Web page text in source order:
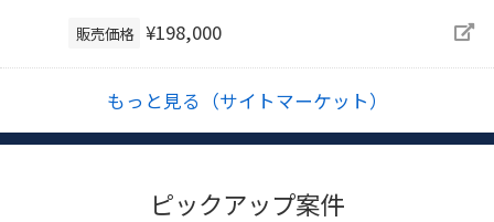
販売価格 ¥198,000
もっと見る（サイトマーケット）
ピックアップ案件